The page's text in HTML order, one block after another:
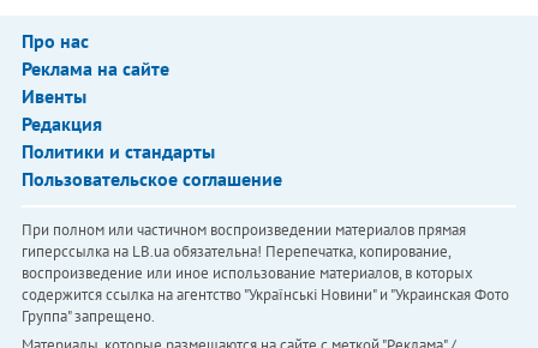
Про нас
Реклама на сайте
Ивенты
Редакция
Политики и стандарты
Пользовательское соглашение
При полном или частичном воспроизведении материалов прямая
гиперссылка на LB.ua обязательна! Перепечатка, копирование,
воспроизведение или иное использование материалов, в которых
содержится ссылка на агентство "Українськi Новини" и "Украинская Фото
Группа" запрещено.